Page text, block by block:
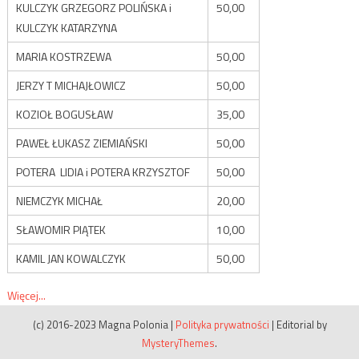
KULCZYK GRZEGORZ POLIŃSKA i
KULCZYK KATARZYNA
50,00
MARIA KOSTRZEWA
50,00
JERZY T MICHAJŁOWICZ
50,00
KOZIOŁ BOGUSŁAW
35,00
PAWEŁ ŁUKASZ ZIEMIAŃSKI
50,00
POTERA LIDIA i POTERA KRZYSZTOF
50,00
NIEMCZYK MICHAŁ
20,00
SŁAWOMIR PIĄTEK
10,00
KAMIL JAN KOWALCZYK
50,00
Więcej...
(c) 2016-2023 Magna Polonia | Polityka prywatności | Editorial by
MysteryThemes.